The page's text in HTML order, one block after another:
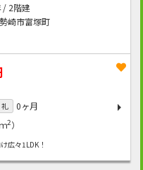
/ 2階建
崎市富塚町
礼
0ヶ月
2）
広々1LDK！